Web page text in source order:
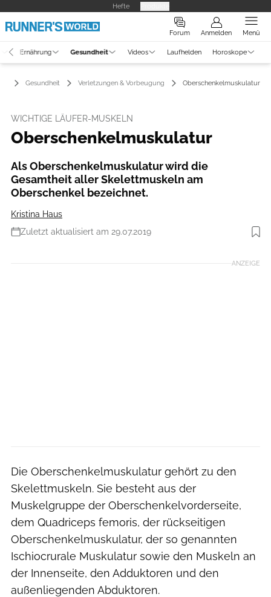
Hefte
Forum Anmelden Menü
Ernährung Gesundheit Videos Laufhelden Horoskope
Gesundheit Verletzungen & Vorbeugung Oberschenkelmuskulatur
WICHTIGE LÄUFER-MUSKELN
Oberschenkelmuskulatur
Als Oberschenkelmuskulatur wird die
Gesamtheit aller Skelettmuskeln am
Oberschenkel bezeichnet.
Kristina Haus
Zuletzt aktualisiert am 29.07.2019
Foto: iStockphoto
ANZEIGE
Die Oberschenkelmuskulatur gehört zu den
Skelettmuskeln. Sie besteht aus der
Muskelgruppe der Oberschenkelvorderseite,
dem Quadriceps femoris, der rückseitigen
Oberschenkelmuskulatur, der so genannten
Ischiocrurale Muskulatur sowie den Muskeln an
der Innenseite, den Adduktoren und den
außenliegenden Abduktoren.